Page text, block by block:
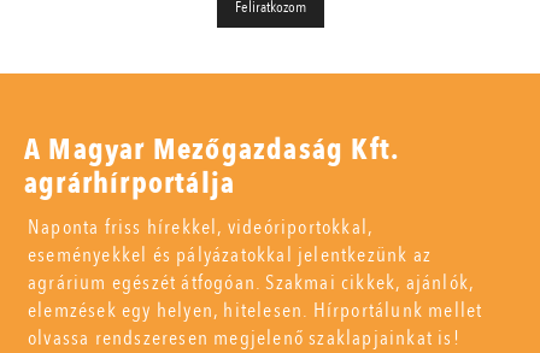
A Magyar Mezőgazdaság Kft.
agrárhírportálja
Naponta friss hírekkel, videóriportokkal,
eseményekkel és pályázatokkal jelentkezünk az
agrárium egészét átfogóan. Szakmai cikkek, ajánlók,
elemzések egy helyen, hitelesen. Hírportálunk mellet
olvassa rendszeresen megjelenő szaklapjainkat is!